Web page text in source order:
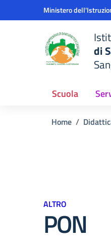
Vai ai contenuti
Vai al menu di navigazione
Ministero
di
Scuola
Home
ALTRO
PON